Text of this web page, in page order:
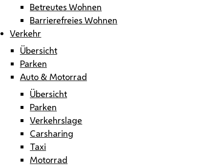
Betreutes Wohnen
Barrierefreies Wohnen
Verkehr
Übersicht
Parken
Auto & Motorrad
Übersicht
Parken
Verkehrslage
Carsharing
Taxi
Motorrad